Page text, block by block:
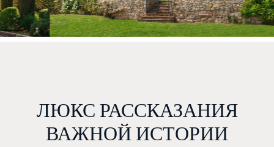
ЛЮКС РАССКАЗАНИЯ
ВАЖНОЙ ИСТОРИИ